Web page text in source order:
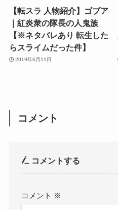
【転スラ 人物紹介】ゴブア
｜紅炎衆の隊長の人鬼族
【※ネタバレあり 転生した
らスライムだった件】
2019年6月11日
コメント
コメントする
コメント ※